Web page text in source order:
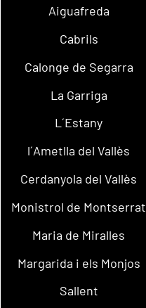
Aiguafreda
Cabrils
Calonge de Segarra
La Garriga
L´Estany
l´Ametlla del Vallès
Cerdanyola del Vallès
Monistrol de Montserrat
Maria de Miralles
Margarida i els Monjos
Sallent